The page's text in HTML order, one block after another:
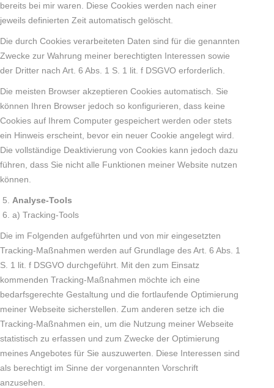
bereits bei mir waren. Diese Cookies werden nach einer
jeweils definierten Zeit automatisch gelöscht.
Die durch Cookies verarbeiteten Daten sind für die genannten
Zwecke zur Wahrung meiner berechtigten Interessen sowie
der Dritter nach Art. 6 Abs. 1 S. 1 lit. f DSGVO erforderlich.
Die meisten Browser akzeptieren Cookies automatisch. Sie
können Ihren Browser jedoch so konfigurieren, dass keine
Cookies auf Ihrem Computer gespeichert werden oder stets
ein Hinweis erscheint, bevor ein neuer Cookie angelegt wird.
Die vollständige Deaktivierung von Cookies kann jedoch dazu
führen, dass Sie nicht alle Funktionen meiner Website nutzen
können.
Analyse-Tools
a) Tracking-Tools
Die im Folgenden aufgeführten und von mir eingesetzten
Tracking-Maßnahmen werden auf Grundlage des Art. 6 Abs. 1
S. 1 lit. f DSGVO durchgeführt. Mit den zum Einsatz
kommenden Tracking-Maßnahmen möchte ich eine
bedarfsgerechte Gestaltung und die fortlaufende Optimierung
meiner Webseite sicherstellen. Zum anderen setze ich die
Tracking-Maßnahmen ein, um die Nutzung meiner Webseite
statistisch zu erfassen und zum Zwecke der Optimierung
meines Angebotes für Sie auszuwerten. Diese Interessen sind
als berechtigt im Sinne der vorgenannten Vorschrift
anzusehen.